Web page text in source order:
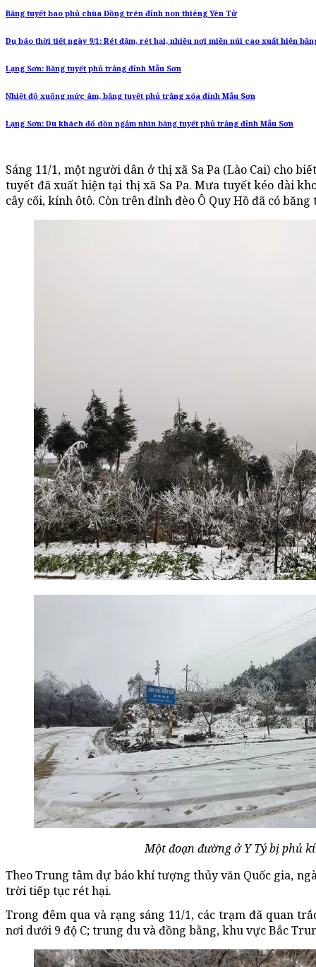
Băng tuyết bao phủ chùa Đồng trên đỉnh non thiêng Yên Tử
Dụ báo thời tiết ngày 9/1: Rét đậm, rét hại, nhiều nơi miền núi cao xuất hiện
Lạng Sơn: Băng tuyết phủ trắng đỉnh Mẫu Sơn
Nhiệt độ xuống mức âm, băng tuyết phủ trắng xóa đỉnh Mẫu Sơn
Lạng Sơn: Du khách đổ dồn ngắm nhìn băng tuyết phủ trắng đỉnh Mẫu Sơn
Sáng 11/1, một người dân ở thị xã Sa Pa (Lào Cai) cho
tuyết đã xuất hiện tại thị xã Sa Pa. Mưa tuyết kéo dài
cây cối, kính ôtô. Còn trên đỉnh đèo Ô Quy Hồ đã có băng
Một đoạn đường ở Y Tý bị phủ
Theo Trung tâm dự báo khí tượng thủy văn Quốc gia,
trời tiếp tục rét hại.
Trong đêm qua và rạng sáng 11/1, các trạm đã quan
nơi dưới 9 độ C; trung du và đồng bằng, khu vực Bắc